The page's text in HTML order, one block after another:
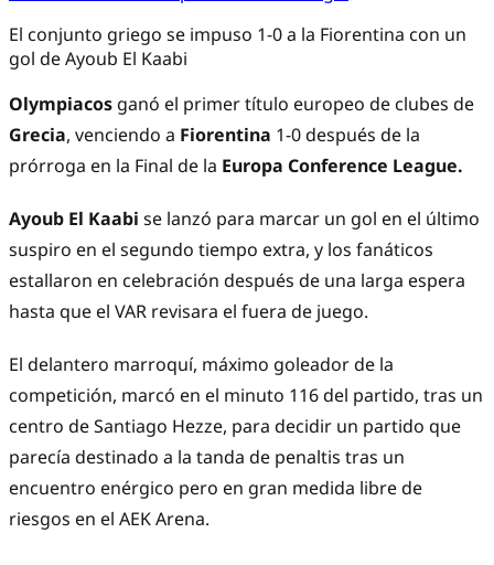
El conjunto griego se impuso 1-0 a la Fiorentina con un
gol de Ayoub El Kaabi
Olympiacos ganó el primer título europeo de clubes de
Grecia, venciendo a Fiorentina 1-0 después de la
prórroga en la Final de la Europa Conference League.
Ayoub El Kaabi se lanzó para marcar un gol en el último
suspiro en el segundo tiempo extra, y los fanáticos
estallaron en celebración después de una larga espera
hasta que el VAR revisara el fuera de juego.
El delantero marroquí, máximo goleador de la
competición, marcó en el minuto 116 del partido, tras un
centro de Santiago Hezze, para decidir un partido que
parecía destinado a la tanda de penaltis tras un
encuentro enérgico pero en gran medida libre de
riesgos en el AEK Arena.